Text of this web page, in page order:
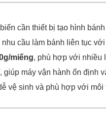
cần thiết bị tạo hình
cầu làm bánh liên tục
miếng, phù hợp với nhiều
, giúp máy vận hành ổn định
vệ sinh và phù hợp với